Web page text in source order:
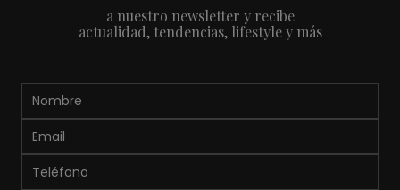
a nuestro newsletter y recibe
actualidad, tendencias, lifestyle y más